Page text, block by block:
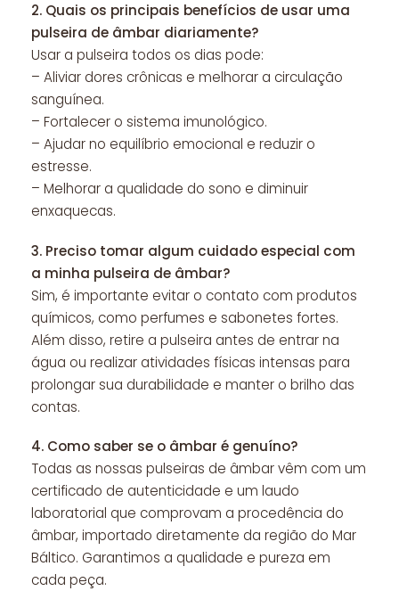
2. Quais os principais benefícios de usar uma
pulseira de âmbar diariamente?
Usar a pulseira todos os dias pode:
– Aliviar dores crônicas e melhorar a circulação
sanguínea.
– Fortalecer o sistema imunológico.
– Ajudar no equilíbrio emocional e reduzir o
estresse.
– Melhorar a qualidade do sono e diminuir
enxaquecas.
3. Preciso tomar algum cuidado especial com
a minha pulseira de âmbar?
Sim, é importante evitar o contato com produtos
químicos, como perfumes e sabonetes fortes.
Além disso, retire a pulseira antes de entrar na
água ou realizar atividades físicas intensas para
prolongar sua durabilidade e manter o brilho das
contas.
4. Como saber se o âmbar é genuíno?
Todas as nossas pulseiras de âmbar vêm com um
certificado de autenticidade e um laudo
laboratorial que comprovam a procedência do
âmbar, importado diretamente da região do Mar
Báltico. Garantimos a qualidade e pureza em
cada peça.